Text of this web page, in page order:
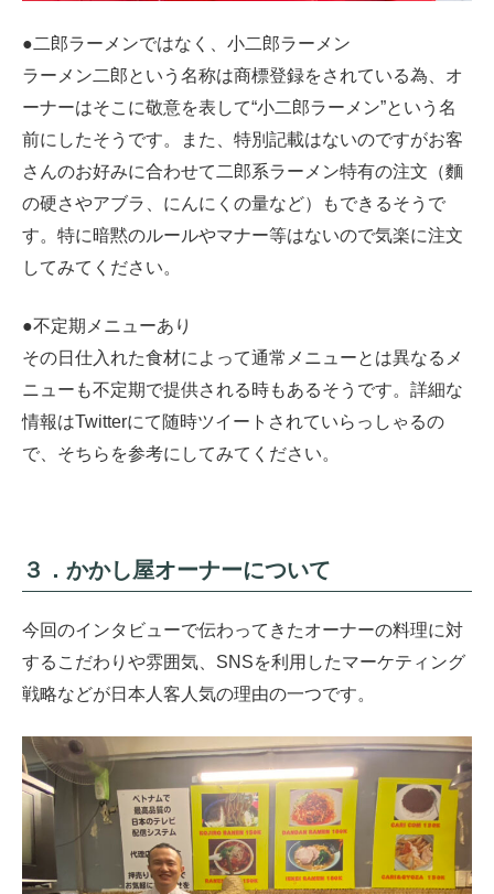
●二郎ラーメンではなく、小二郎ラーメン
ラーメン二郎という名称は商標登録をされている為、オ
ーナーはそこに敬意を表して“小二郎ラーメン”という名
前にしたそうです。また、特別記載はないのですがお客
さんのお好みに合わせて二郎系ラーメン特有の注文（麵
の硬さやアブラ、にんにくの量など）もできるそうで
す。特に暗黙のルールやマナー等はないので気楽に注文
してみてください。
●不定期メニューあり
その日仕入れた食材によって通常メニューとは異なるメ
ニューも不定期で提供される時もあるそうです。詳細な
情報はTwitterにて随時ツイートされていらっしゃるの
で、そちらを参考にしてみてください。
３．かかし屋オーナーについて
今回のインタビューで伝わってきたオーナーの料理に対
するこだわりや雰囲気、SNSを利用したマーケティング
戦略などが日本人客人気の理由の一つです。